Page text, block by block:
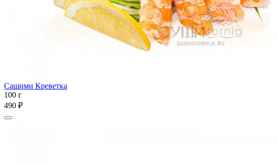
Сашими Креветка
100 г
490 ₽